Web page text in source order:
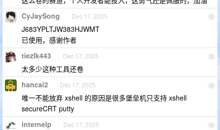
2
CyJaySong Dec 17, 2025
J683YPLTJW383HJWMT
已使用，感谢作者
3
tiezlk443 Dec 17, 2025
太多少这种工具还卷
4
hancai2 Dec 17, 2025
唯一不能放弃 xshell 的原因是很多堡垒机只支持 xshell
secureCRT putty
5
internelp Dec 17, 2025